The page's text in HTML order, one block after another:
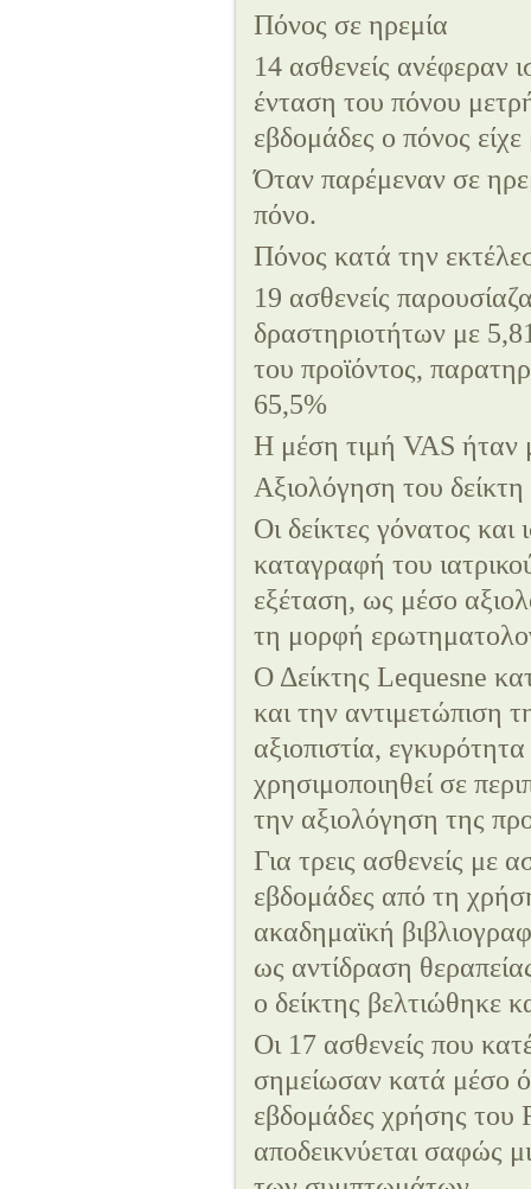
Πόνος σε ηρεμία
14 ασθενείς ανέφεραν
ένταση του πόνου
εβδομάδες ο πόνος
Όταν παρέμεναν σε
πόνο.
Πόνος κατά την
19 ασθενείς
δραστηριοτήτων με
του προϊόντος,
65,5%
Η μέση τιμή VAS ήταν
Αξιολόγηση του
Οι δείκτες γόνατος
καταγραφή του
εξέταση, ως μέσο
τη μορφή
Ο Δείκτης Lequesne
και την αντιμετώπιση
αξιοπιστία,
χρησιμοποιηθεί σε
την αξιολόγηση της
Για τρεις ασθενείς με
εβδομάδες από τη
ακαδημαϊκή
ως αντίδραση
ο δείκτης βελτιώθηκε
Οι 17 ασθενείς που
σημείωσαν κατά μέσο
εβδομάδες χρήσης
αποδεικνύεται σαφώς